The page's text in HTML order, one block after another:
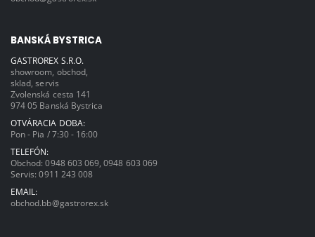
BANSKÁ BYSTRICA
GASTROREX S.R.O.
showroom, obchod,
sklad, servis
Zvolenská cesta 141
974 05 Banská Bystrica
OTVÁRACIA DOBA:
Pon - Pia / 7:30 - 16:00
TELEFÓN:
Obchod:0948 603 069 ,0948 603 069
Servis:0911 243 008
EMAIL:
obchod.bb@gastrorex.sk